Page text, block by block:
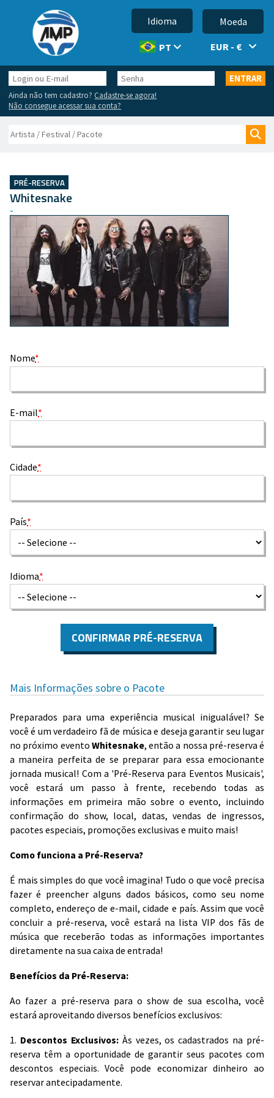
Idioma
PT
Moeda
EUR - €
Login
ou
E-
mail
Senha ENTRAR
Ainda não tem cadastro? Cadastre-se agora!
Não consegue acessar sua conta?
Buscar
PRÉ-RESERVA
Whitesnake
-
Nome*
E-mail*
Cidade*
País*
Idioma*
CONFIRMAR PRÉ-RESERVA
Mais Informações sobre o Pacote
Preparados para uma experiência musical inigualável? Se
você é um verdadeiro fã de música e deseja garantir seu lugar
no próximo evento Whitesnake, então a nossa pré-reserva é
a maneira perfeita de se preparar para essa emocionante
jornada musical! Com a 'Pré-Reserva para Eventos Musicais',
você estará um passo à frente, recebendo todas as
informações em primeira mão sobre o evento, incluindo
confirmação do show, local, datas, vendas de ingressos,
pacotes especiais, promoções exclusivas e muito mais!
Como funciona a Pré-Reserva?
É mais simples do que você imagina! Tudo o que você precisa
fazer é preencher alguns dados básicos, como seu nome
completo, endereço de e-mail, cidade e país. Assim que você
concluir a pré-reserva, você estará na lista VIP dos fãs de
música que receberão todas as informações importantes
diretamente na sua caixa de entrada!
Benefícios da Pré-Reserva:
Ao fazer a pré-reserva para o show de sua escolha, você
estará aproveitando diversos benefícios exclusivos:
1. Descontos Exclusivos:Às vezes, os cadastrados na pré-
reserva têm a oportunidade de garantir seus pacotes com
descontos especiais. Você pode economizar dinheiro ao
reservar antecipadamente.